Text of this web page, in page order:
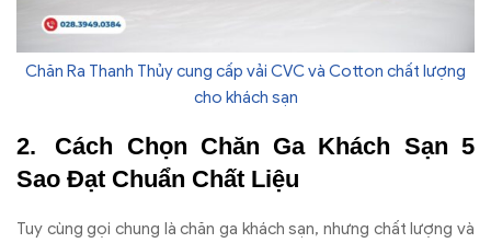
Chăn Ra Thanh Thủy cung cấp vải CVC và Cotton chất lượng
cho khách sạn
Cách Chọn Chăn Ga Khách Sạn 5
Sao Đạt Chuẩn Chất Liệu
Tuy cùng gọi chung là chăn ga khách sạn, nhưng chất lượng và